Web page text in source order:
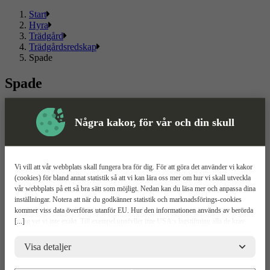
Några kakor, för vår och din skull
[...]
Vi vill att vår webbplats skall fungera bra för dig. För att göra det använder vi kakor
(cookies) för bland annat statistik så att vi kan lära oss mer om hur vi skall utveckla
vår webbplats på ett så bra sätt som möjligt. Nedan kan du läsa mer och anpassa dina
inställningar. Notera att när du godkänner statistik och marknadsförings-cookies
kommer viss data överföras utanför EU. Hur den informationen används av berörda
bolag vet vi inte exakt. Till exempel uppfyller inte USA:s lagstiftning alla de krav
risker för dina personuppgifter. De berörda bolagen måste lämna över uppgifter till
brottsbekämpande myndigheter i USA om de får en sådan begäran. Det kan dock
Visa detaljer
Start
Hyra
Trädgård
Trädgårdsredskap
Spade
Spade
Här hittar duspadar
Om ToolPal
Om oss
5 enkla steg
Bli kund
Vattenrening
ToolPal To Go